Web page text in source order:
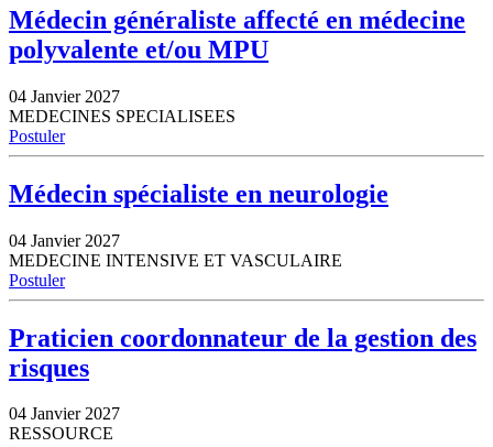
Médecin généraliste affecté en médecine
polyvalente et/ou MPU
04 Janvier 2027
MEDECINES SPECIALISEES
Postuler
Médecin spécialiste en neurologie
04 Janvier 2027
MEDECINE INTENSIVE ET VASCULAIRE
Postuler
Praticien coordonnateur de la gestion des
risques
04 Janvier 2027
RESSOURCE